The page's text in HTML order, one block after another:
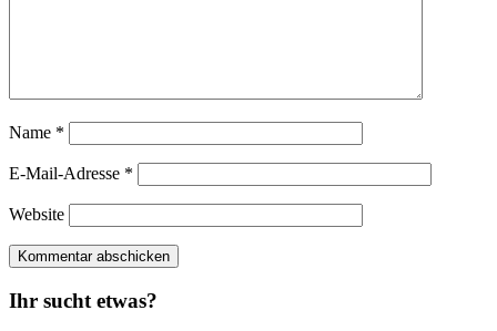
Name *
E-Mail-Adresse *
Website
Ihr sucht etwas?